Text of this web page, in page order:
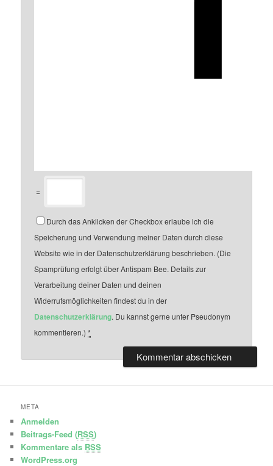
=
Durch das Anklicken der Checkbox erlaube ich die
Speicherung und Verwendung meiner Daten durch diese
Website wie in der Datenschutzerklärung beschrieben. (Die
Spamprüfung erfolgt über Antispam Bee. Details zur
Verarbeitung deiner Daten und deinen
Widerrufsmöglichkeiten findest du in der
Datenschutzerklärung. Du kannst gerne unter Pseudonym
kommentieren.)*
META
Anmelden
Beitrags-Feed (RSS)
Kommentare als RSS
WordPress.org